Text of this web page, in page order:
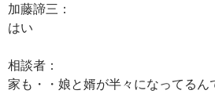
加藤諦三：
はい
相談者：
家も・・娘と婿が半々になってるん